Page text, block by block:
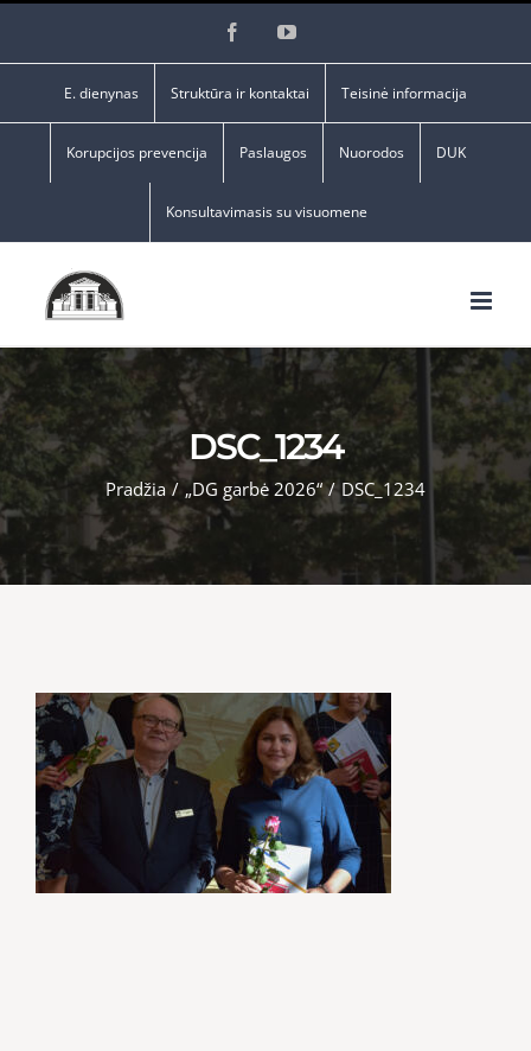
FacebookYouTube
E. dienynas Struktūra ir kontaktai Teisinė informacija
Korupcijos prevencija Paslaugos Nuorodos DUK
Konsultavimasis su visuomene
DSC_1234
Pradžia / „DG garbė 2026“ / DSC_1234